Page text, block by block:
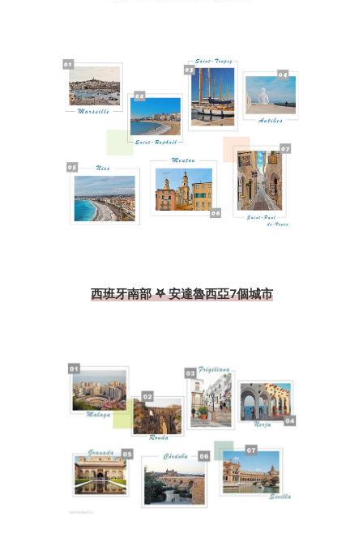
西班牙南部 𖤐 安達魯西亞7個城市